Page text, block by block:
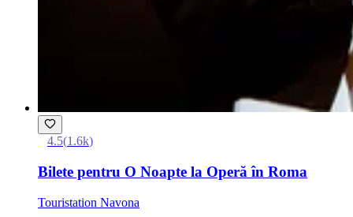
4.5(1.6k)
Bilete pentru O Noapte la Operă în Roma
Touristation Navona